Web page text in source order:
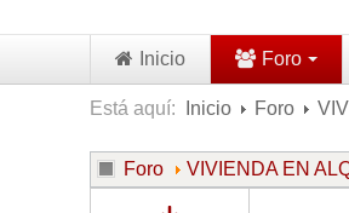
Inicio Foro
Está aquí: Inicio Foro
Foro VIVIENDA EN